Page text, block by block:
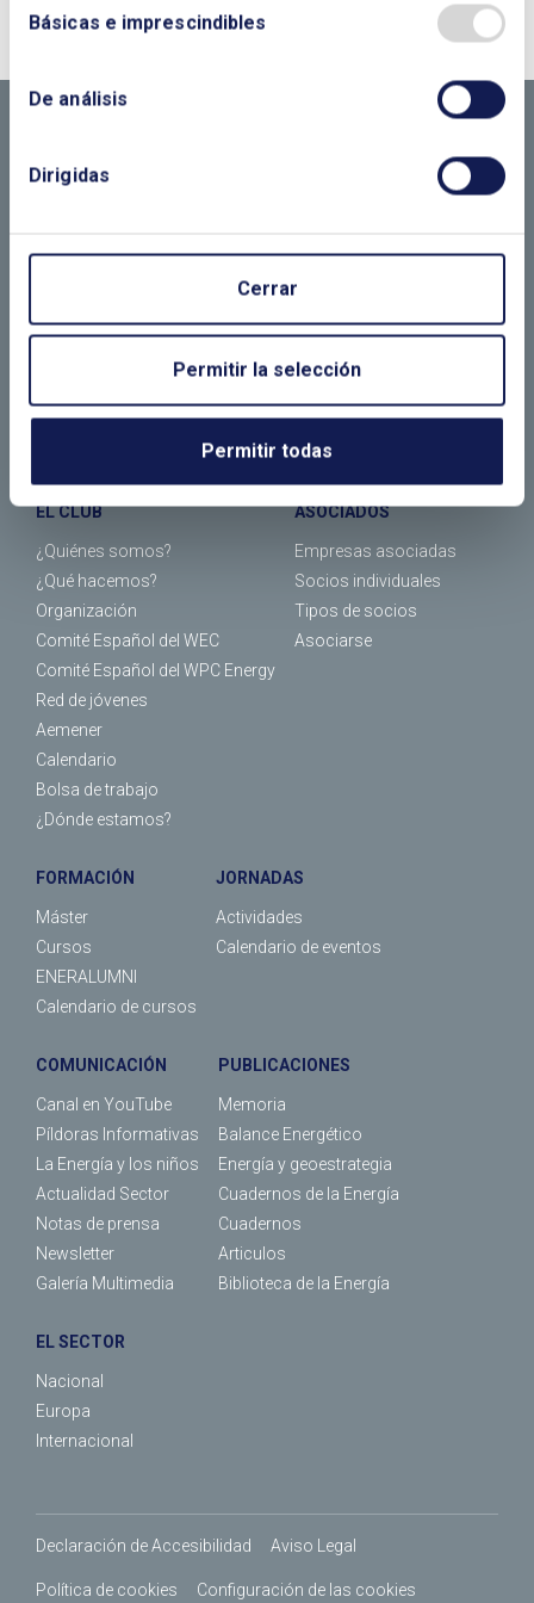
Básicas e imprescindibles
De análisis
Dirigidas
Cerrar
Permitir la selección
Permitir todas
LLÁMANOS O RELLENA EL SIGUIENTE
FORMULARIO
EL CLUB
¿Quiénes somos?
¿Qué hacemos?
Organización
Comité Español del WEC
Comité Español del WPC Energy
Red de jóvenes
Aemener
Calendario
Bolsa de trabajo
¿Dónde estamos?
ASOCIADOS
Empresas asociadas
Socios individuales
Tipos de socios
Asociarse
FORMACIÓN
Máster
Cursos
ENERALUMNI
Calendario de cursos
JORNADAS
Actividades
Calendario de eventos
COMUNICACIÓN
Canal en YouTube
Píldoras Informativas
La Energía y los niños
Actualidad Sector
Notas de prensa
Newsletter
Galería Multimedia
PUBLICACIONES
Memoria
Balance Energético
Energía y geoestrategia
Cuadernos de la Energía
Cuadernos
Articulos
Biblioteca de la Energía
EL SECTOR
Nacional
Europa
Internacional
Declaración de Accesibilidad Aviso Legal
Política de cookies Configuración de las cookies